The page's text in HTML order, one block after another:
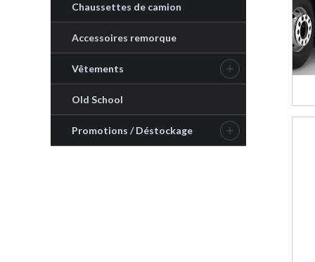
Chaussettes de camion
Accessoires remorque
Vêtements 
Old School
Promotions / Déstockage 